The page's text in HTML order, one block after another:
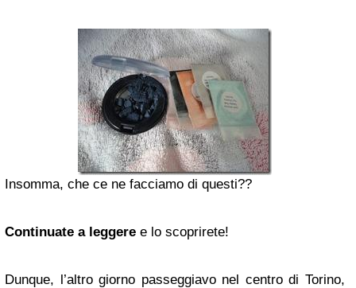
Insomma, che ce ne facciamo di questi??
Continuate a leggere e lo scoprirete!
Dunque, l’altro giorno passeggiavo nel centro di Torino,